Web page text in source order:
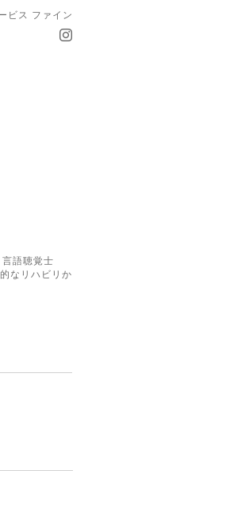
ビス ファイン
語聴覚士
なリハビリか